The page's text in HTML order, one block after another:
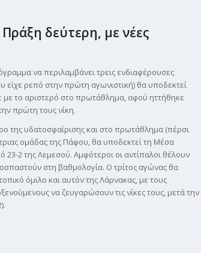
δεύτερη, με νέες
να περιλαμβάνει τρεις ενδιαφέρουσες
είχε ρεπό στην πρώτη αγωνιστική) θα υποδεκτεί
το αριστερό στο πρωτάθλημα, αφού ηττήθηκε
πρώτη τους νίκη.
της υδατοσφαίρισης και στο πρωτάθλημα (πέρσι
ομάδας της Πάφου, θα υποδεκτεί τη Μέσα
23-2 της Λεμεσού. Αμφότεροι οι αντίπαλοι θέλουν
στη βαθμολογία. Ο τρίτος αγώνας θα
όμιλο και αυτόν της Λάρνακας, με τους
να ζευγαρώσουν τις νίκες τους, μετά την